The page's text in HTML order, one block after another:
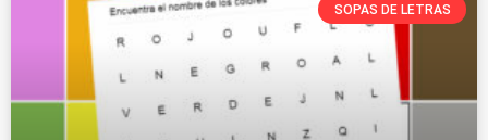
SOPAS DE LETRAS